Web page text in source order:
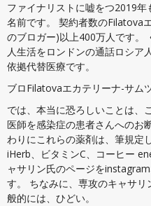
ファイナリストに嘘をつ2019
名前です。 契約者数のFilatova
のブロガー)以上400万人です。
人生活をロンドンの通話ロシア
依拠代替医療です。
ブロFilatovaエカテリーナ-サム
では、本当に恐ろしいことは、
医師を感染症の患者さんへのお
わりにこれらの薬剤は、筆規定
iHerb、ビタミンC、コーヒー
ャサリン氏のページを
す。 ちなみに、専攻のキャサ
般的には、ひどい。